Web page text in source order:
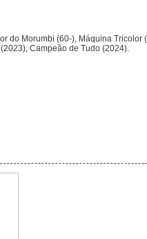
Morumbi (60-), Máquina
Campeão de Tudo (2024).